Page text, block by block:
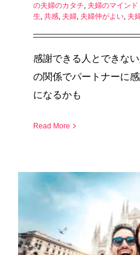
の夫婦のカタチ, 夫婦のマインド
生, 共感, 夫婦, 夫婦仲がよい, 夫
感謝できる人とできな
の関係でパートナーに
になるかも
Read More